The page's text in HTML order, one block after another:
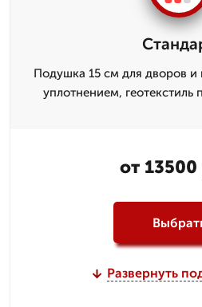
Подушка 15 см для дворов и
уплотнением, геотекстиль
от 13500
Развернуть